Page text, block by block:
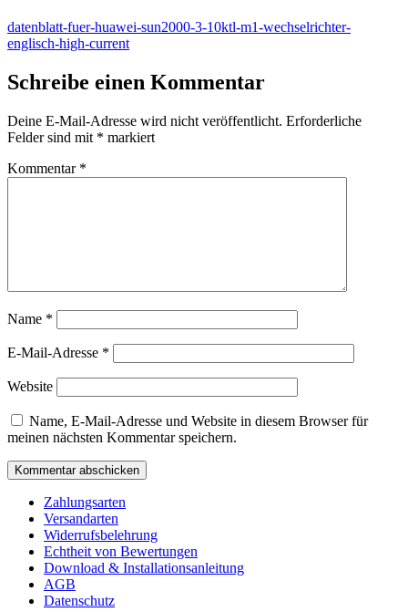
datenblatt-fuer-huawei-sun2000-3-10ktl-m1-wechselrichter-
englisch-high-current
Schreibe einen Kommentar
Deine E-Mail-Adresse wird nicht veröffentlicht. Erforderliche
Felder sind mit * markiert
Kommentar *
Name *
E-Mail-Adresse *
Website
Name, E-Mail-Adresse und Website in diesem Browser für
meinen nächsten Kommentar speichern.
Zahlungsarten
Versandarten
Widerrufsbelehrung
Echtheit von Bewertungen
Download & Installationsanleitung
AGB
Datenschutz